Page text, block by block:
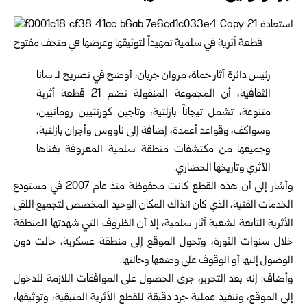
رئيس دائرة آثار حماة، مروان جربان، أوضح في تصريح لـ سانا
الثقافية، أن المجموعة المنقولة تضم 21 قطعة أثرية
متنوعة، تشمل تيجاناً بازلتية، وتاجين كورنثيين رومانيين،
وسواكف، وقواعد أعمدة، إضافة إلى ناووس وأجران بازلتية،
وجميعها من مكتشفات منطقة سلمية المعروفة بغناها
الأثري وتاريخها الحضاري.
وأشار إلى أن هذه القطع كانت محفوظة منذ عام 2007 في مستودع
الخدمات الفنية، الذي كان آنذاك المكان الوحيد المخصص لتجميع اللقى
الأثرية التابعة لشعبة آثار سلمية، إلا أن الظروف التي شهدتها المنطقة
خلال سنوات الثورة، وتحول الموقع إلى منطقة عسكرية، حالت دون
الوصول إليها أو الوقوف على وضعها وحالتها.
وأضاف: إنه بعد التحرير، جرى الحصول على الموافقات اللازمة للدخول
إلى الموقع، وتنفيذ عملية جرد دقيقة للقطع الأثرية المتبقية، وتوثيقها،